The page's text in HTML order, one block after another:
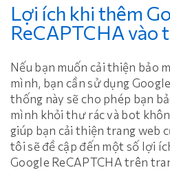
Lợi ích khi thêm
ReCAPTCHA vào
Nếu bạn muốn cải thiện bảo
mình, bạn cần sử dụng
thống này sẽ cho phép bạn
mình khỏi thư rác và bot
giúp bạn cải thiện trang web
tôi sẽ đề cập đến một số lợi
Google ReCAPTCHA trên